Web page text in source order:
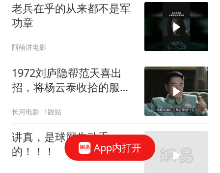
老兵在乎的从来都不是军
功章
阿萌讲电影
1972刘庐隐帮范天喜出
招，将杨云泰收拾的服服
长河电影 1跟贴
讲真，是球网先动手
的！！！
App内打开